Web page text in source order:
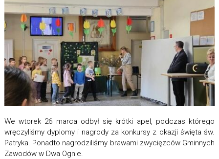
We wtorek 26 marca odbył się krótki apel, podczas którego
wręczyliśmy dyplomy i nagrody za konkursy z okazji święta św.
Patryka. Ponadto nagrodziliśmy brawami zwycięzców Gminnych
Zawodów w Dwa Ognie.